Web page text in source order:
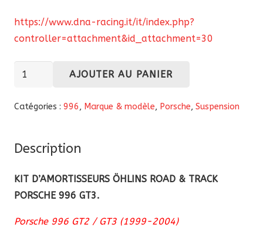
https://www.dna-racing.it/it/index.php?
controller=attachment&id_attachment=30
quantité
Kit
Road
Track
Porsche
996
AJOUTER AU PANIER
Catégories : 996, Marque & modèle, Porsche, Suspension
Description
KIT D’AMORTISSEURS ÖHLINS ROAD & TRACK
PORSCHE 996 GT3.
Porsche 996 GT2 / GT3 (1999-2004)